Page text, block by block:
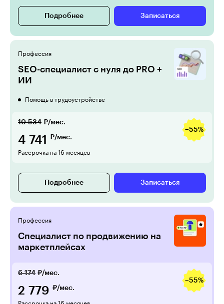
Подробнее Записаться
Профессия
SEO-специалист c нуля до PRO +
ИИ
Помощь в трудоустройстве
10 534 ₽/мес.
−55%
4 741 ₽/мес.
Рассрочка на 16 месяцев
Подробнее Записаться
Профессия
Специалист по продвижению на
маркетплейсах
6 174 ₽/мес.
−55%
2 779 ₽/мес.